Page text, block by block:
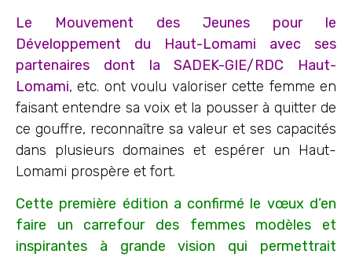
Le Mouvement des Jeunes pour le
Développement du Haut-Lomami avec ses
partenaires dont la SADEK-GIE/RDC Haut-
Lomami, etc. ont voulu valoriser cette femme en
faisant entendre sa voix et la pousser à quitter de
ce gouffre, reconnaître sa valeur et ses capacités
dans plusieurs domaines et espérer un Haut-
Lomami prospère et fort.
Cette première édition a confirmé le vœux d’en
faire un carrefour des femmes modèles et
inspirantes à grande vision qui permettrait